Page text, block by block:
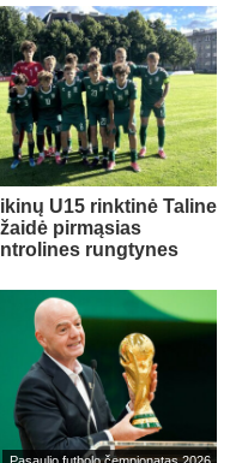
U15 rinktinė Taline
pirmąsias
rungtynes
Pasaulio futbolo čempionatas 2026